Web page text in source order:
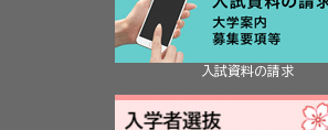
入試資料の請求